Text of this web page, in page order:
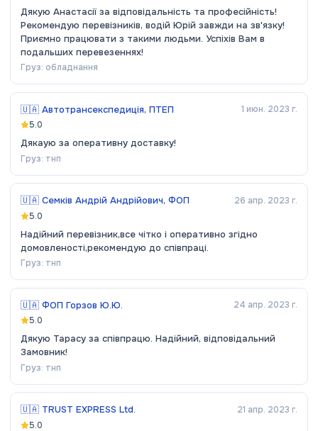
Дякую Анастасії за відповідальність та професійність!
Рекомендую перевізників, водій Юрій завжди на зв'язку!
Приємно працювати з такими людьми. Успіхів Вам в
подальших перевезеннях!
Груз: обладнання
🇺🇦 Автотрансекспедиція, ПТЕП
1 июн. 2023 г.
5.0
Дякаую за оперативну доставку!
Груз: тнп
🇺🇦 Семків Андрій Андрійович, ФОП
26 апр. 2023 г.
5.0
Надійний перевізник,все чітко і оперативно згідно
домовленості,рекомендую до співпраці.
Груз: тнп
🇺🇦 ФОП Горзов Ю.Ю.
24 апр. 2023 г.
5.0
Дякую Тарасу за співпрацю. Надійний, відповідальний
Замовник!
Груз: тнп
🇺🇦 TRUST EXPRESS Ltd.
21 апр. 2023 г.
5.0